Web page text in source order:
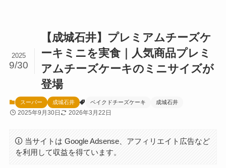
【成城石井】プレミアムチーズケ
ーキミニを実食｜人気商品プレミ
アムチーズケーキのミニサイズが
登場
2025
9/30
スーパー 成城石井 ベイクドチーズケーキ 成城石井
2025年9月30日 2026年3月22日
当サイトは Google Adsense、アフィリエイト広告など
を利用して収益を得ています。